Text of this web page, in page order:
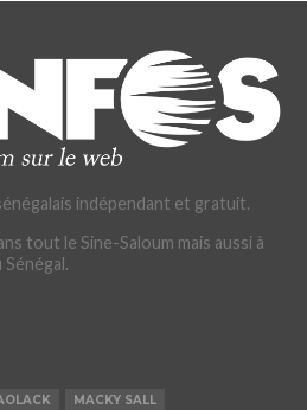
indépendant et gratuit.
tout le Sine-Saloum mais aussi à
MACKY SALL